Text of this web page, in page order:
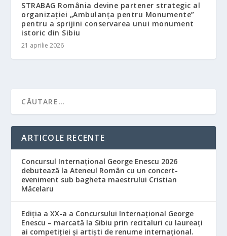
STRABAG România devine partener strategic al
organizației „Ambulanța pentru Monumente”
pentru a sprijini conservarea unui monument
istoric din Sibiu
21 aprilie 2026
ARTICOLE RECENTE
Concursul Internațional George Enescu 2026
debutează la Ateneul Român cu un concert-
eveniment sub bagheta maestrului Cristian
Măcelaru
Ediția a XX-a a Concursului Internațional George
Enescu – marcată la Sibiu prin recitaluri cu laureați
ai competiției și artiști de renume internațional.